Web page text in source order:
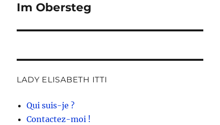
Im Obersteg
LADY ELISABETH ITTI
Qui suis-je ?
Contactez-moi !